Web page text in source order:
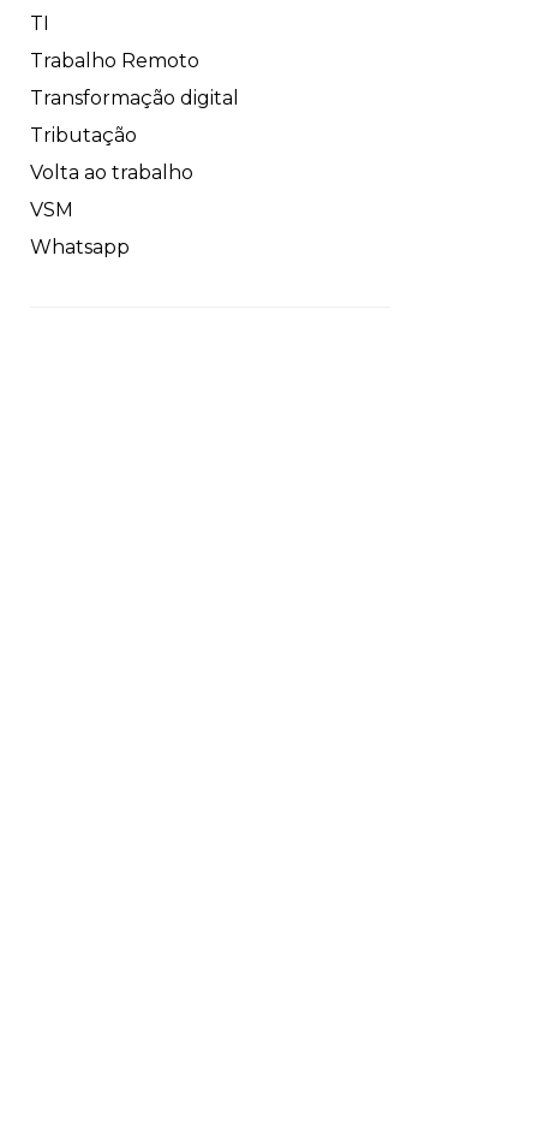
TI
Trabalho Remoto
Transformação digital
Tributação
Volta ao trabalho
VSM
Whatsapp